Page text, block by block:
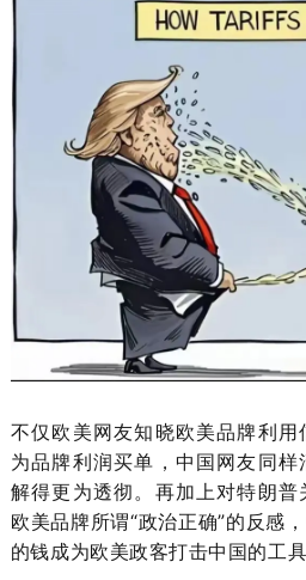
不仅欧美网友知晓欧美品牌利
为品牌利润买单，中国网友同
解得更为透彻。再加上对特朗
欧美品牌所谓“政治正确”的反感
的钱成为欧美政客打击中国的工具